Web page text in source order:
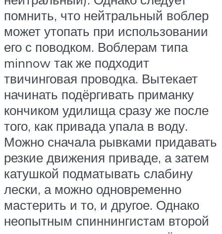
помнить, что нейтральный воблер
может утопать при использовании
его с поводком. Воблерам типа
minnow так же подходит
твичинговая проводка. Вытекает
начинать подёргивать приманку
кончиком удилища сразу же после
того, как привада упала в воду.
Можно сначала рывками придавать
резкие движения приваде, а затем
катушкой подматывать слабину
лески, а можно одновременно
мастерить и то, и другое. Однако
неопытным спиннингистам второй